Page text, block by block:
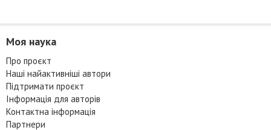
Моя наука
Про проєкт
Наші найактивніші автори
Підтримати проєкт
Інформація для авторів
Контактна інформація
Партнери